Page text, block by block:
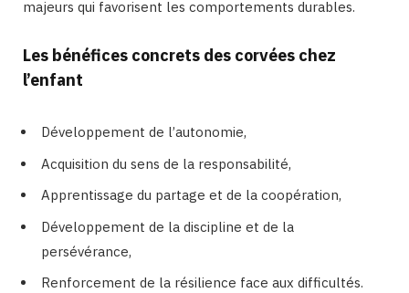
majeurs qui favorisent les comportements durables.
Les bénéfices concrets des corvées chez
l’enfant
Développement de l’autonomie,
Acquisition du sens de la responsabilité,
Apprentissage du partage et de la coopération,
Développement de la discipline et de la
persévérance,
Renforcement de la résilience face aux difficultés.